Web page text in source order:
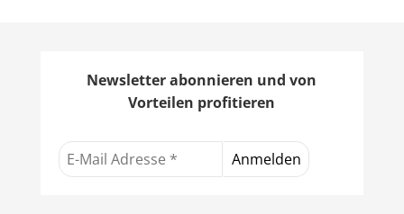
Newsletter abonnieren und von
Vorteilen profitieren